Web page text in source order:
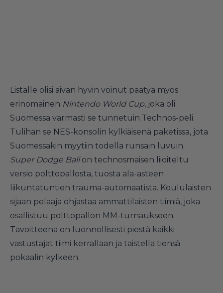
Listalle olisi aivan hyvin voinut päätyä myös
erinomainen Nintendo World Cup, joka oli
Suomessa varmasti se tunnetuin Technos-peli.
Tulihan se NES-konsolin kylkiäisenä paketissa, jota
Suomessakin myytiin todella runsain luvuin.
Super Dodge Ballon technosmaisen liioiteltu
versio polttopallosta, tuosta ala-asteen
liikuntatuntien trauma-automaatista. Koululaisten
sijaan pelaaja ohjastaa ammattilaisten tiimiä, joka
osallistuu polttopallon MM-turnaukseen.
Tavoitteena on luonnollisesti piestä kaikki
vastustajat tiimi kerrallaan ja taistella tiensä
pokaalin kylkeen.